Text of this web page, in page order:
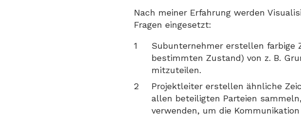
Nach meiner Erfahrung werden
Fragen eingesetzt:
Subunternehmer erstellen farbige
bestimmten Zustand) von z. B.
mitzuteilen.
Projektleiter erstellen ähnliche
allen beteiligten Parteien
verwenden, um die